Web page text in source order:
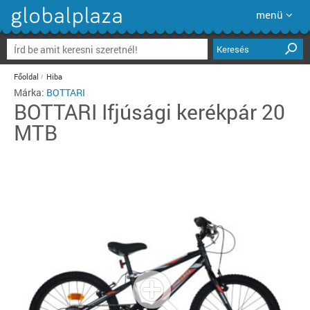
menü
Keresés
Főoldal Hiba
Márka: BOTTARI
BOTTARI Ifjúsági kerékpár 20
MTB